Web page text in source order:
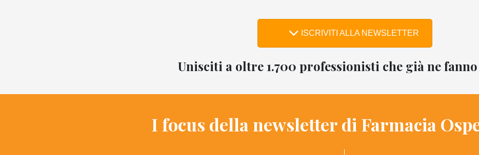
ISCRIVITI ALLA NEWSLETTER
Unisciti a oltre 1.700 professionisti che già ne
I focus della newsletter di Farmacia